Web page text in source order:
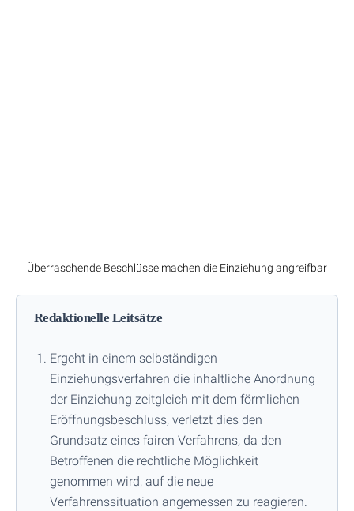
Überraschende Beschlüsse machen die Einziehung angreifbar
Redaktionelle Leitsätze
Ergeht in einem selbständigen
Einziehungsverfahren die inhaltliche Anordnung
der Einziehung zeitgleich mit dem förmlichen
Eröffnungsbeschluss, verletzt dies den
Grundsatz eines fairen Verfahrens, da den
Betroffenen die rechtliche Möglichkeit
genommen wird, auf die neue
Verfahrenssituation angemessen zu reagieren.